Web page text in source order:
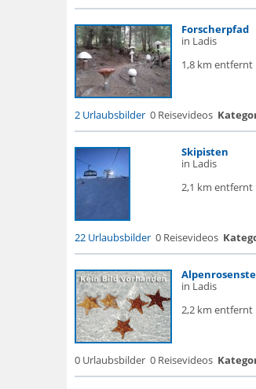
Forscherpfad
in Ladis
1,8 km entfernt
2 Urlaubsbilder 0 Reisevideos
Skipisten
in Ladis
2,1 km entfernt
22 Urlaubsbilder 0 Reisevideos
in Ladis
2,2 km entfernt
0 Urlaubsbilder 0 Reisevideos